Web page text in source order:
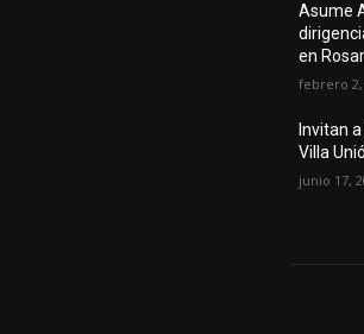
Asume
en
febrero 2,
Invitan
Villa
junio 17,